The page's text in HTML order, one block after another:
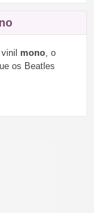
mono, o
os Beatles